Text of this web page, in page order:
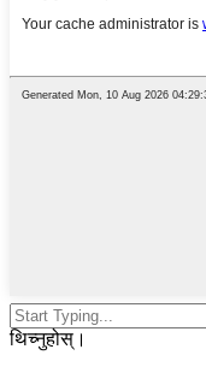
थिच्नुहोस्।